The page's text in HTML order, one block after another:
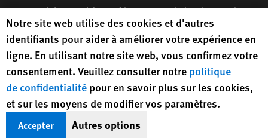
Human Rights Watch| 350 Fifth Avenue, 34th Floor | New York,NY
10118-3299USA |t1.212.290.4700
Human Rights Watchis a 501(C)(3) nonprofit registered in the US
under EIN: 13-2875808
Human Rights Watch cookie preferences
Notre site web utilise des cookies et d'autres
identifiants pour aider à améliorer votre expérience en
ligne. En utilisant notre site web, vous confirmez votre
consentement. Veuillez consulter notre politique
de confidentialité pour en savoir plus sur les cookies,
et sur les moyens de modifier vos paramètres.
Accepter Autres options